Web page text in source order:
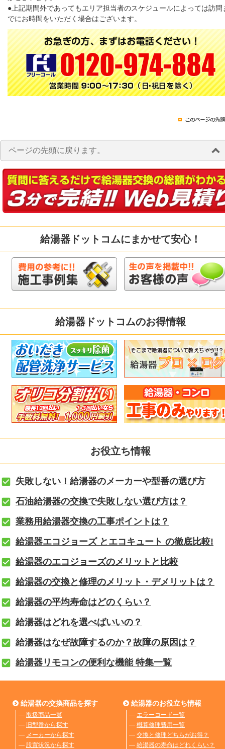
●上記期間外であってもエリア担当者のスケジュールによっては訪問
でにお時間をいただく場合はございます。
ページの先頭に戻ります。
給湯器ドットコムにまかせて安心！
給湯器ドットコムのお得情報
お役立ち情報
失敗しない！給湯器のメーカーや型番の選び方
石油給湯器の交換で失敗しない選び方は？
業務用給湯器交換の工事ポイントは？
給湯器エコジョーズ とエコキュート の徹底比較!
給湯器のエコジョーズのメリットと比較
給湯器の交換と修理のメリット・デメリットは？
給湯器の平均寿命はどのくらい？
給湯器はどれを選べばいいの？
給湯器はなぜ故障するのか？故障の原因は？
給湯器リモコンの便利な機能 特集一覧
給湯器の交換商品を探す
― 取扱商品一覧
― 旧型番から探す
― メーカーから探す
― 設置状況から探す
給湯器のお役立ち情報
― エラーコード一覧
― 概算修理費用一覧
― 交換と修理どちらがお得？
― 給湯器の寿命はどれくらい？